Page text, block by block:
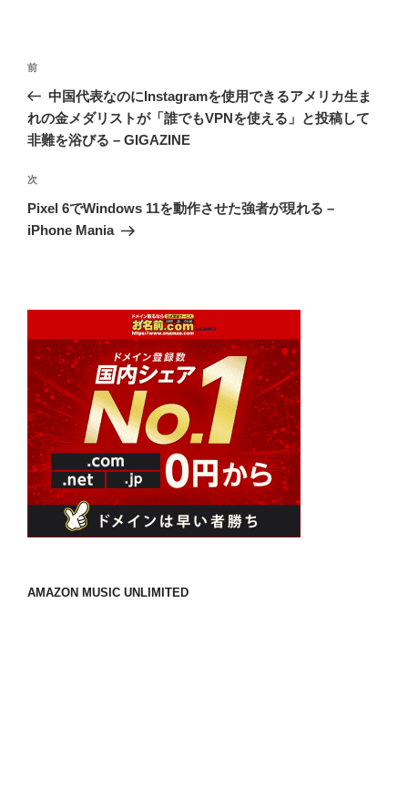
投
ナ
ビ
ー
シ
ョ
前
の
投
稿
前
中国代表なのにInstagramを使用できるアメリカ生ま
れの金メダリストが「誰でもVPNを使える」と投稿して
非難を浴びる – GIGAZINE
次
の
投
次
Pixel 6でWindows 11を動作させた強者が現れる –
iPhone Mania
AMAZON MUSIC UNLIMITED